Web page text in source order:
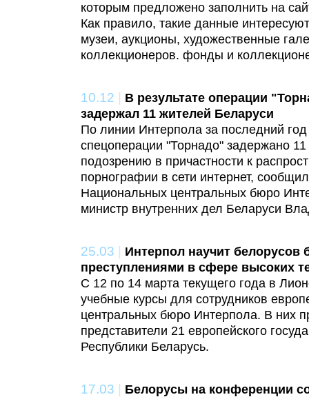
которым предложено заполнить на
Как правило, такие данные
музеи, аукционы, художественные
коллекционеров. фонды и
10.12 | В результате операции
задержал 11 жителей Беларуси
По линии Интерпола за последний год
спецоперации "Торнадо" задержано
подозрению в причастности к
порнографии в сети интернет,
Национальных центральных бюро
министр внутренних дел Беларуси
25.03 | Интерпол научит белорусов
преступлениями в сфере высоких
С 12 по 14 марта текущего года в
учебные курсы для сотрудников
центральных бюро Интерпола. В них
представители 21 европейского
Республики Беларусь.
17.03 | Белорусы на конференции